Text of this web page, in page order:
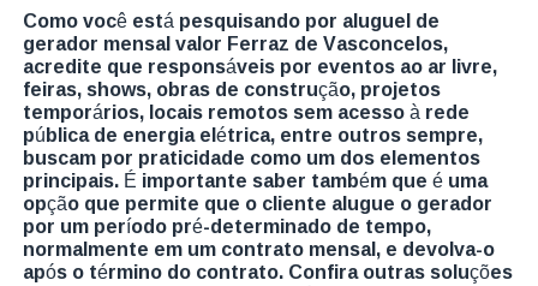
Como você está pesquisando por aluguel de
gerador mensal valor Ferraz de Vasconcelos,
acredite que responsáveis por eventos ao ar livre,
feiras, shows, obras de construção, projetos
temporários, locais remotos sem acesso à rede
pública de energia elétrica, entre outros sempre,
buscam por praticidade como um dos elementos
principais. É importante saber também que é uma
opção que permite que o cliente alugue o gerador
por um período pré-determinado de tempo,
normalmente em um contrato mensal, e devolva-o
após o término do contrato. Confira outras soluções